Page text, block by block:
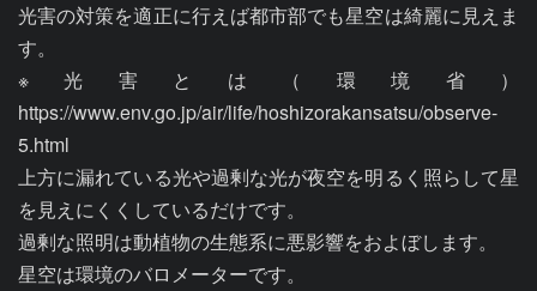
光害の対策を適正に行えば都市部でも星空は綺麗に見えま
す。
※光害とは（環境省）
https://www.env.go.jp/air/life/hoshizorakansatsu/observe-
5.html
上方に漏れている光や過剰な光が夜空を明るく照らして星
を見えにくくしているだけです。
過剰な照明は動植物の生態系に悪影響をおよぼします。
星空は環境のバロメーターです。